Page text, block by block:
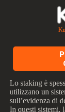
Lo staking è
utilizzano un
sull’evidenza di
In questi sistemi,